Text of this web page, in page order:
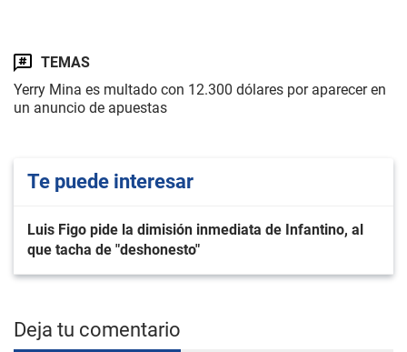
TEMAS
Yerry Mina es multado con 12.300 dólares por aparecer en
un anuncio de apuestas
Te puede interesar
Luis Figo pide la dimisión inmediata de Infantino, al
que tacha de "deshonesto"
Deja tu comentario